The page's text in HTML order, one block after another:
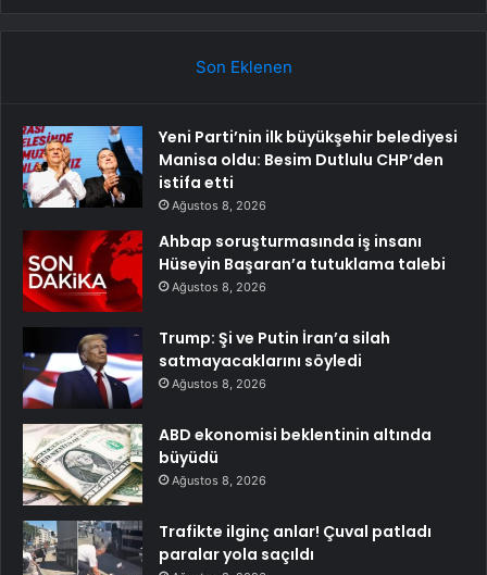
Son Eklenen
Yeni Parti’nin ilk büyükşehir belediyesi
Manisa oldu: Besim Dutlulu CHP’den
istifa etti
Ağustos 8, 2026
Ahbap soruşturmasında iş insanı
Hüseyin Başaran’a tutuklama talebi
Ağustos 8, 2026
Trump: Şi ve Putin İran’a silah
satmayacaklarını söyledi
Ağustos 8, 2026
ABD ekonomisi beklentinin altında
büyüdü
Ağustos 8, 2026
Trafikte ilginç anlar! Çuval patladı
paralar yola saçıldı